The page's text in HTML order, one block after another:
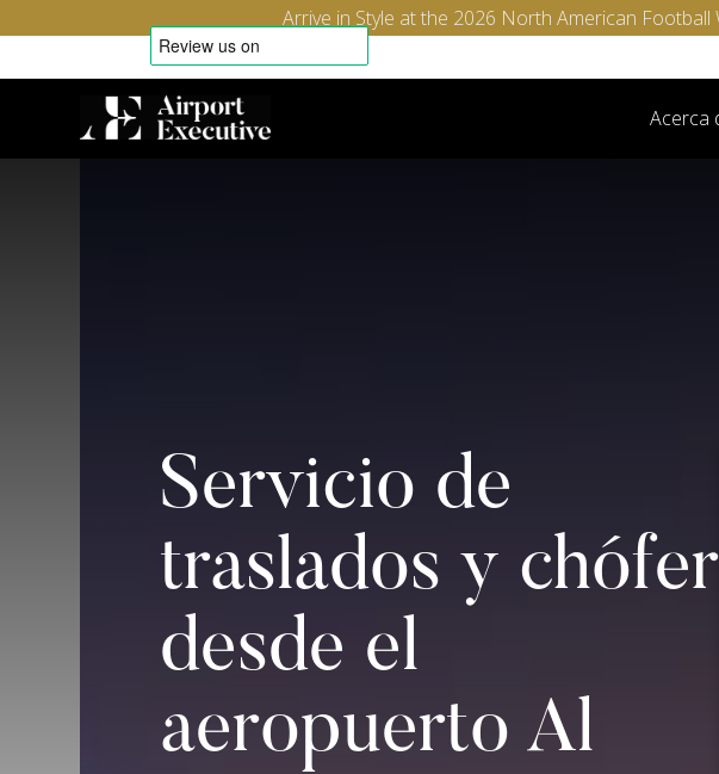
Arrive in Style at the 2026 North American
Acerca
Servicio de
traslados y chófer
desde el
aeropuerto Al